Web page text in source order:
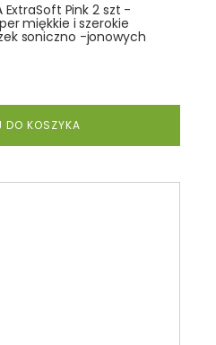
ExtraSoft Pink 2 szt -
miękkie i szerokie
soniczno -jonowych
DO KOSZYKA